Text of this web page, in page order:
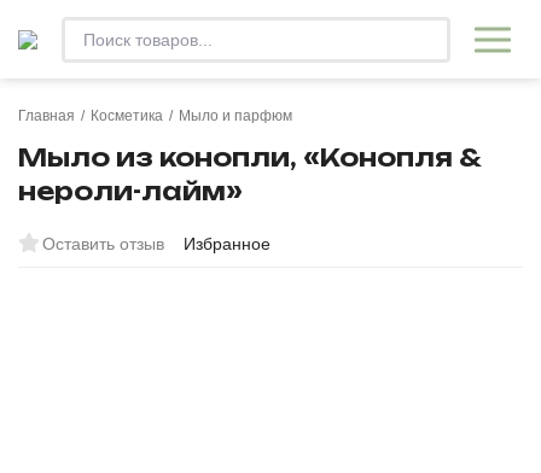
Главная / Косметика / Мыло и парфюм
Мыло из конопли, «Конопля &
нероли-лайм»
Оставить отзыв Избранное